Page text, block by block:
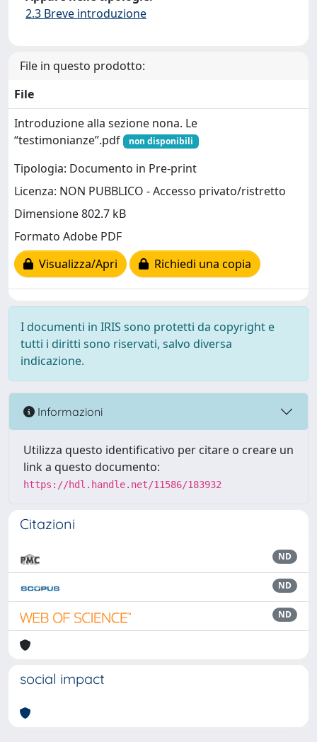
2.3 Breve introduzione
File in questo prodotto:
File
Introduzione alla sezione nona. Le
“testimonianze”.pdf
non disponibili
Tipologia: Documento in Pre-print
Licenza: NON PUBBLICO - Accesso privato/ristretto
Dimensione 802.7 kB
Formato Adobe PDF
Visualizza/Apri
Richiedi una copia
I documenti in IRIS sono protetti da copyright e
tutti i diritti sono riservati, salvo diversa
indicazione.
Informazioni
Utilizza questo identificativo per citare o creare un
link a questo documento:
https://hdl.handle.net/11586/183932
Citazioni
ND
ND
ND
social impact